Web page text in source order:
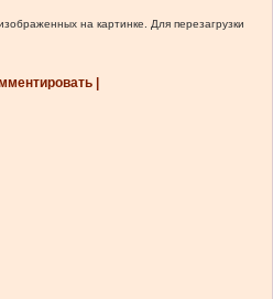
на картинке. Для перезагрузки
|